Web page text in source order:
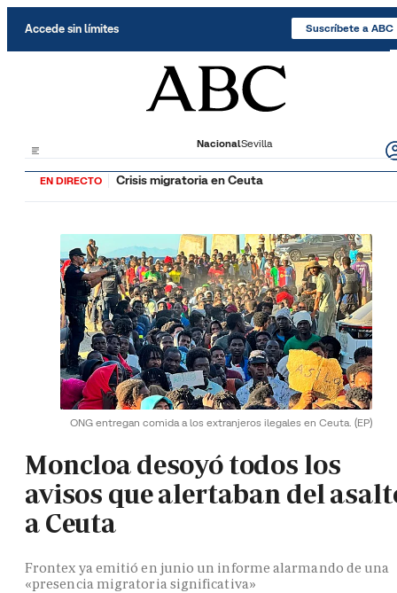
Accede sin límites Suscríbete a ABC
NacionalSevilla
EN DIRECTO Crisis migratoria en Ceuta
ONG entregan comida a los extranjeros ilegales en Ceuta. (EP)
Moncloa desoyó todos los
avisos que alertaban del
a Ceuta
Frontex ya emitió en junio un informe alarmando de una
«presencia migratoria significativa»